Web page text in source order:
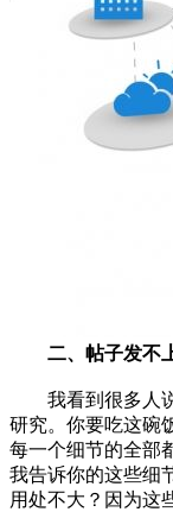
二、帖子发不
我看到很多人说
研究。你要吃这碗
每一个细节的全部
我告诉你的这些细
用处不大？因为这